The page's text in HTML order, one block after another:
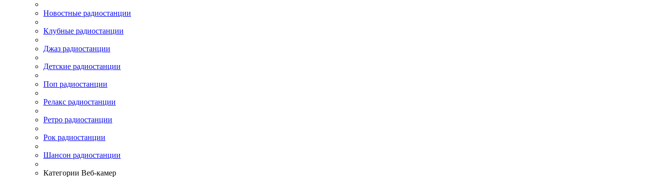
Новостные радиостанции
Клубные радиостанции
Джаз радиостанции
Детские радиостанции
Поп радиостанции
Релакс радиостанции
Ретро радиостанции
Рок радиостанции
Шансон радиостанции
Категории Веб-камер